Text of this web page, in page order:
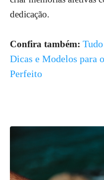
dedicação.
Confira também:
Dicas e Modelos para
Perfeito